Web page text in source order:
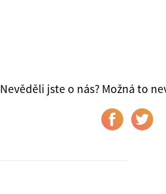
Nevěděli jste o nás? Možná to